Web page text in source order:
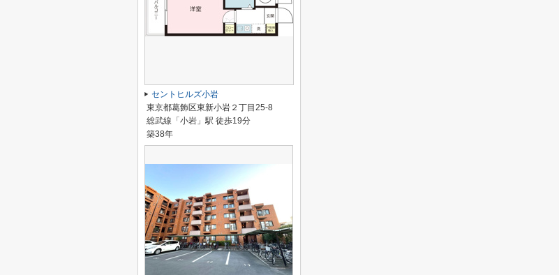
セントヒルズ小岩
東京都葛飾区東新小岩２丁目25-8
総武線「小岩」駅 徒歩19分
築38年